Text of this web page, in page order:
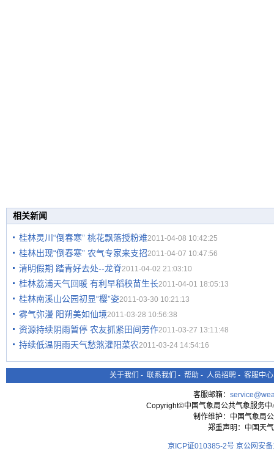
相关新闻
桂林灵川“倒春寒” 桃花飘落授粉难2011-04-08 10:42:25
桂林出现“倒春寒” 农气专家来支招2011-04-07 10:47:56
清明假期 踏青好去处--龙脊2011-04-02 21:03:10
桂林荔浦天气回暖 有利早稻秧苗生长2011-04-01 18:05:13
桂林南溪山公园初显“樱”姿2011-03-30 10:21:13
雾气弥漫 阳朔美如仙境2011-03-28 10:56:38
资源持续阴雨暂停 农友抓紧田间劳作2011-03-27 13:11:48
持续低温阴雨天气愁煞灌阳菜农2011-03-24 14:54:16
关于我们 - 联系我们 - 帮助 - 人员招聘 - 客服中心
客服邮箱：
Copyright©中国气象局公共气象服务
制作维护：中国气象局
郑重声明：中国天
京ICP证010385-2号 京公网安